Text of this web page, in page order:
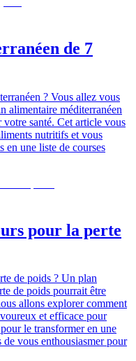
de 7
? Vous allez vous
alimentaire méditerranéen
santé. Cet article vous
nutritifs et vous
en une liste de courses
pour la perte
de poids ? Un plan
de poids pourrait être
allons explorer comment
et efficace pour
le transformer en une
vous enthousiasmer pour